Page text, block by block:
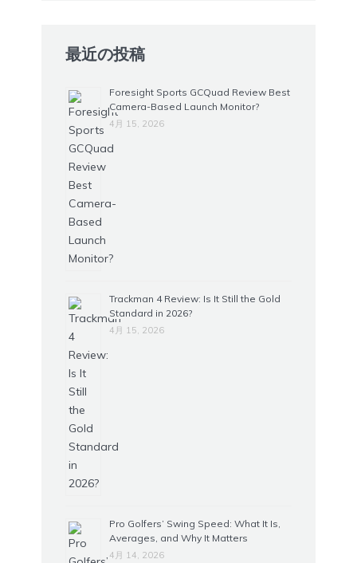
最近の投稿
Foresight Sports GCQuad Review Best
Camera-Based Launch Monitor?
4月 15, 2026
Trackman 4 Review: Is It Still the Gold
Standard in 2026?
4月 15, 2026
Pro Golfers’ Swing Speed: What It Is,
Averages, and Why It Matters
4月 14, 2026